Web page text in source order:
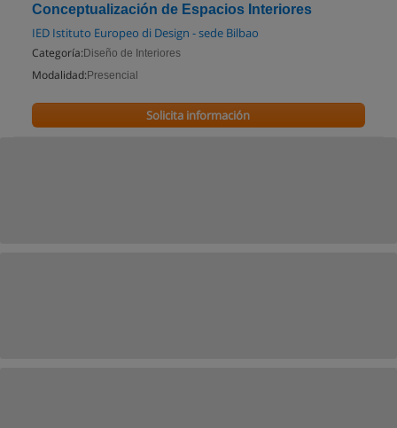
Conceptualización de Espacios Interiores
IED Istituto Europeo di Design - sede Bilbao
Categoría: Diseño de Interiores
Modalidad: Presencial
Solicita información